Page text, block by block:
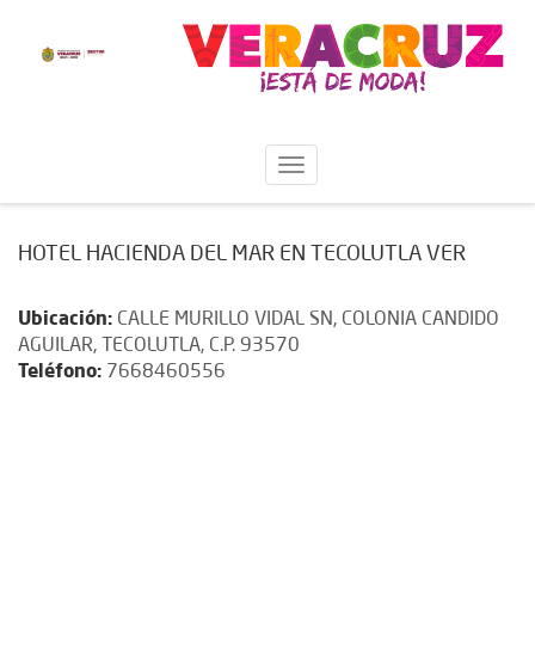
HOTEL HACIENDA DEL MAR EN TECOLUTLA VER
Ubicación: CALLE MURILLO VIDAL SN, COLONIA CANDIDO
AGUILAR, TECOLUTLA, C.P. 93570
Teléfono: 7668460556